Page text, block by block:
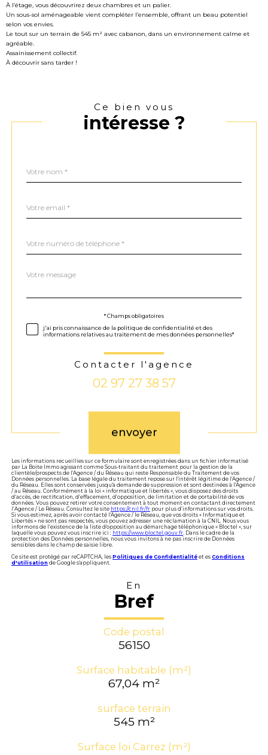
À l’étage, vous découvrirez deux chambres et un palier.
Un sous-sol aménageable vient compléter l’ensemble, offrant un beau potentiel
selon vos envies.
Le tout sur un terrain de 545 m² avec cabanon, dans un environnement calme et
agréable.
Assainissement collectif.
À découvrir sans tarder !
Ce bien vous
intéresse ?
par
*
*
*
Fieldset
Message
*
* Champs obligatoires
j'ai pris connaissance de la politique de confidentialité et des
informations relatives au traitement de mes données personnelles*
Contacter l'agence
02 97 27 38 57
envoyer
Les informations recueillies sur ce formulaire sont enregistrées dans un fichier informatisé
par La Boite Immo agissant comme Sous-traitant du traitement pour la gestion de la
clientèle/prospects de l'Agence / du Réseau qui reste Responsable du Traitement de vos
Données personnelles. La base légale du traitement repose sur l'intérêt légitime de l'Agence /
du Réseau. Elles sont conservées jusqu'à demande de suppression et sont destinées à l'Agence
/ au Réseau. Conformément à la loi « informatique et libertés », vous disposez des droits
d’accès, de rectification, d’effacement, d’opposition, de limitation et de portabilité de vos
données. Vous pouvez retirer votre consentement à tout moment en contactant directement
l’Agence / Le Réseau. Consultez le site https://cnil.fr/fr pour plus d’informations sur vos droits.
Si vous estimez, après avoir contacté l'Agence / le Réseau, que vos droits « Informatique et
Libertés » ne sont pas respectés, vous pouvez adresser une réclamation à la CNIL. Nous vous
informons de l’existence de la liste d'opposition au démarchage téléphonique « Bloctel », sur
laquelle vous pouvez vous inscrire ici : https://www.bloctel.gouv.fr . Dans le cadre de la
protection des Données personnelles, nous vous invitons à ne pas inscrire de Données
sensibles dans le champ de saisie libre.
Ce site est protégé par reCAPTCHA, les Politiques de Confidentialité et es Conditions
d'utilisation de Google s'appliquent.
En
Bref
Code postal
56150
Surface habitable (m²)
67,04 m²
surface terrain
545 m²
Surface loi Carrez (m²)